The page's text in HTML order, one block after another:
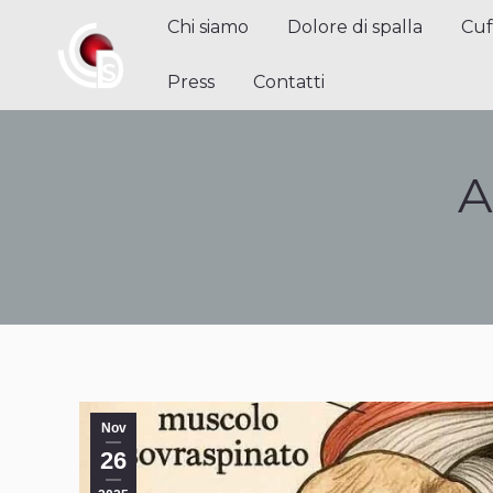
Chi siamo Dolore di spalla
Press Contatti
Nov
26
Chi siamo Dolore di spalla